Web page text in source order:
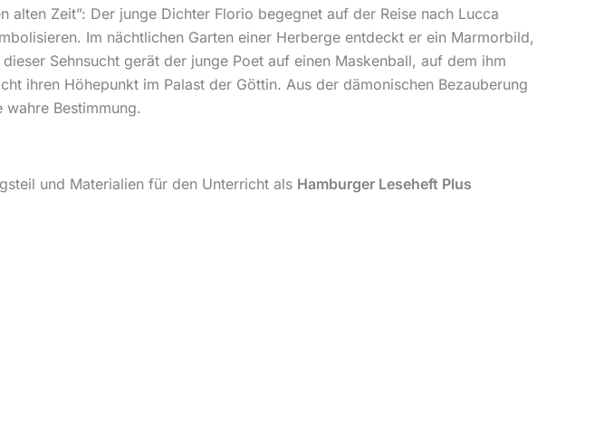
Zeit”: Der junge Dichter Florio begegnet auf der Reise nach Lucca
Im nächtlichen Garten einer Herberge entdeckt er ein Marmorbild,
Sehnsucht gerät der junge Poet auf einen Maskenball, auf dem ihm
ihren Höhepunkt im Palast der Göttin. Aus der dämonischen Bezauberung
Bestimmung.
und Materialien für den Unterricht als Hamburger Leseheft Plus